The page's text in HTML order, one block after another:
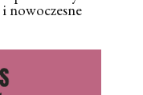
nowoczesne